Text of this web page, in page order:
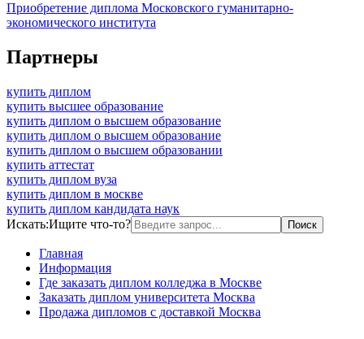
Приобретение диплома Московского гуманитарно-
экономического института
Партнеры
купить диплом
купить высшее образование
купить диплом о высшем образование
купить диплом о высшем образование
купить диплом о высшем образовании
купить аттестат
купить диплом вуза
купить диплом в москве
купить диплом кандидата наук
Искать:Ищите что-то?
Главная
Информация
Где заказать диплом колледжа в Москве
Заказать диплом университета Москва
Продажа дипломов с доставкой Москва